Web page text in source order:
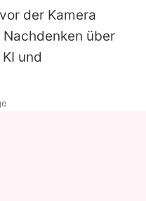
der Kamera
über
und